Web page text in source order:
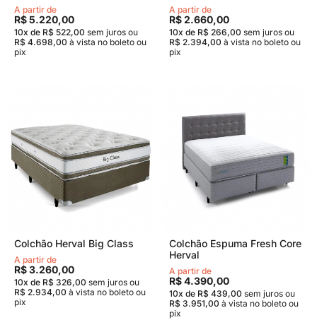
A partir de
R$ 5.220,00
10x de R$ 522,00 sem juros ou
R$ 4.698,00 à vista no boleto ou
pix
A partir de
R$ 2.660,00
10x de R$ 266,00 sem juros ou
R$ 2.394,00 à vista no boleto ou
pix
Colchão Herval Big Class
A partir de
R$ 3.260,00
10x de R$ 326,00 sem juros ou
R$ 2.934,00 à vista no boleto ou
pix
Colchão Espuma Fresh Core
Herval
A partir de
R$ 4.390,00
10x de R$ 439,00 sem juros ou
R$ 3.951,00 à vista no boleto ou
pix